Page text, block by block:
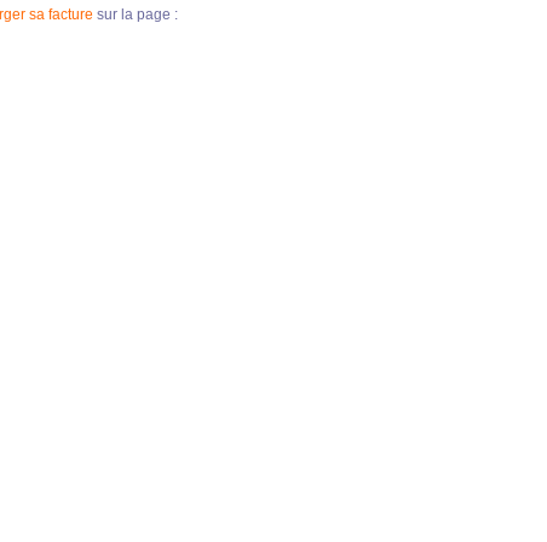
sa facture sur la page :